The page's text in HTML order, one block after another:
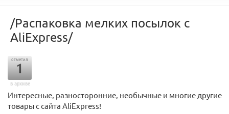
/Распаковка мелких посылок с
AliExpress/
отметил
1
в архиве
Интересные, разносторонние, необычные и многие другие
товары с сайта AliExpress!